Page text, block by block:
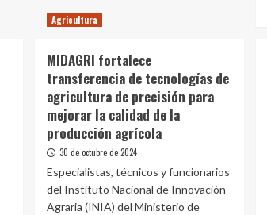
GORE
planifica
Proyectos
de
Inversión
para
el
sector
agropecuario
Agricultura
MIDAGRI fortalece
transferencia de tecnologías de
agricultura de precisión para
mejorar la calidad de la
producción agrícola
30 de octubre de 2024
Especialistas, técnicos y funcionarios
del Instituto Nacional de Innovación
Agraria (INIA) del Ministerio de